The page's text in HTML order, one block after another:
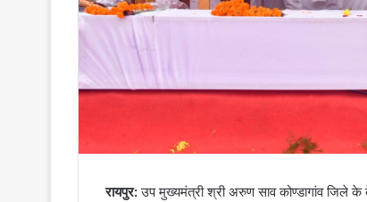
रायपुर:उप मुख्यमंत्री श्री अरुण साव कोण्डागांव जिले के